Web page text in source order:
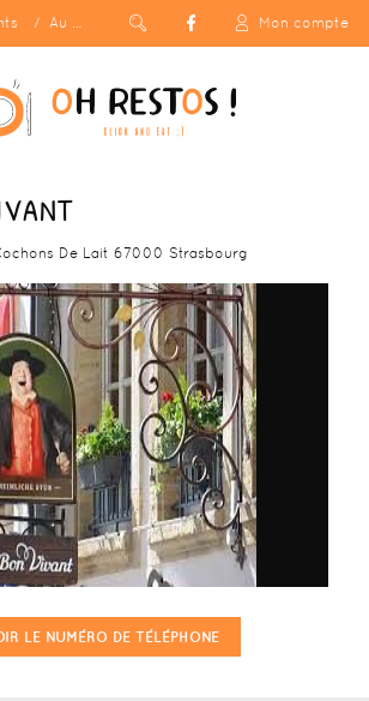
Au Bon Vivant Mon compte
De Lait 67000 Strasbourg
LE NUMÉRO DE TÉLÉPHONE